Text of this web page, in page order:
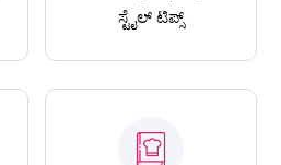
ಸ್ಟೈಲ್ ಟಿಪ್ಸ್